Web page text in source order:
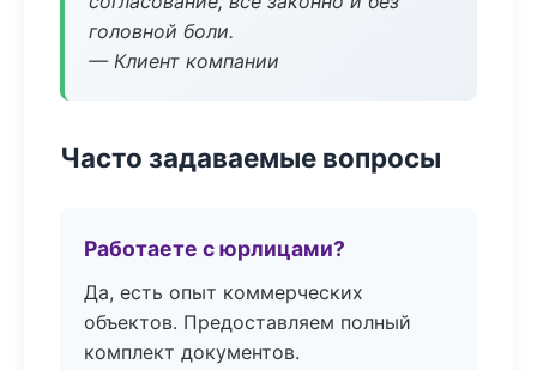
головной боли.
— Клиент компании
Часто задаваемые вопросы
Работаете с юрлицами?
Да, есть опыт коммерческих
объектов. Предоставляем полный
комплект документов.